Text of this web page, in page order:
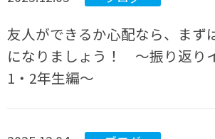
友人ができるか心配なら、まず
になりましょう！ ～振り返り
1・2年生編～